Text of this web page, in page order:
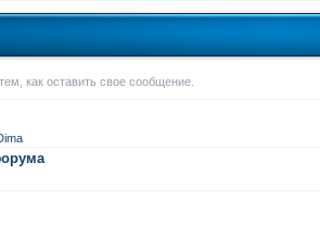
как оставить свое сообщение.